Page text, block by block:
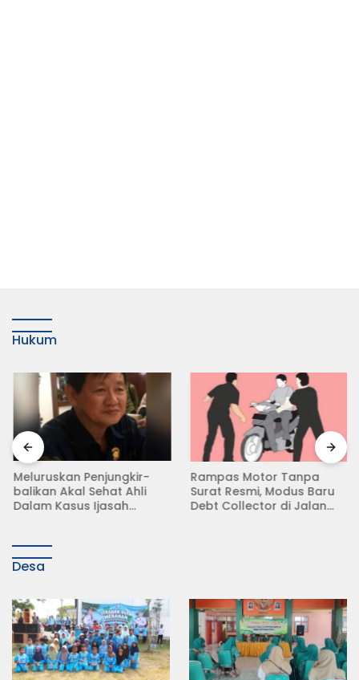
Hukum
Meluruskan Penjungkir-
balikan Akal Sehat Ahli
Dalam Kasus Ijasah
Rampas Motor Tanpa
Surat Resmi, Modus Baru
Debt Collector di Jalan
Desa